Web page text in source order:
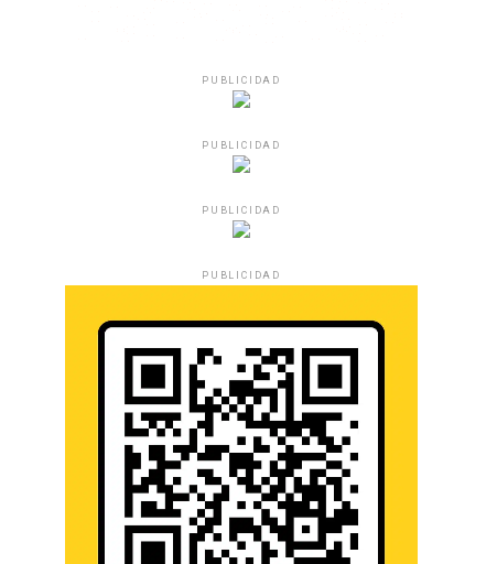
PUBLICIDAD
PUBLICIDAD
PUBLICIDAD
PUBLICIDAD